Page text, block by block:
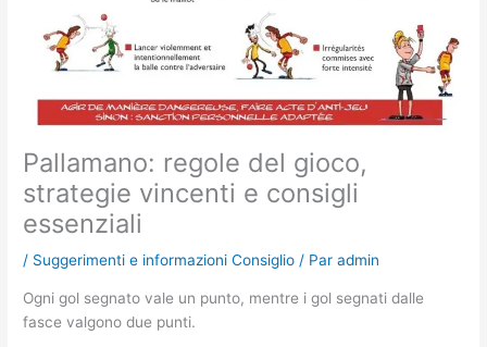
Pallamano: regole del gioco,
strategie vincenti e consigli
essenziali
/ Suggerimenti e informazioni Consiglio / Paradmin
Ogni gol segnato vale un punto, mentre i gol segnati dalle
fasce valgono due punti.